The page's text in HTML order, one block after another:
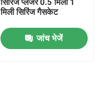
सिरिंज प्लंजर 0.5 मिली 1
मिली सिरिंज गैसकेट
जांच भेजें